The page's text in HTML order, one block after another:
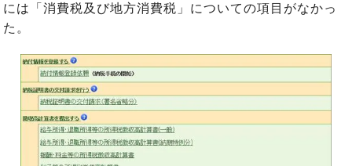
には「消費税及び地方消費税」についての項目がなかっ
た。